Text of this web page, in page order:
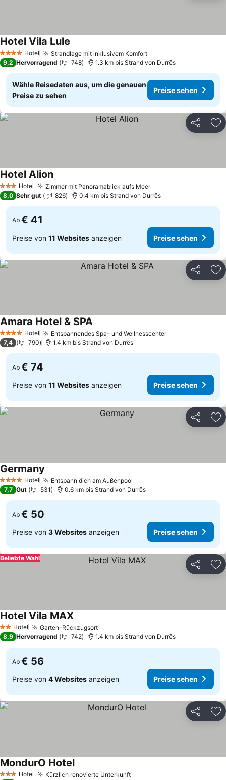
4 Sterne Hotel Strandlage mit inklusivem Komfort
Hotel Vila Lule
9,2 Hervorragend 748 1.3 km bis Strand von Durrës
Wähle Reisedaten aus, um die genauen
Preise zu sehen
Preise sehen
Teilen
3 SterneHotel Zimmer mit Panoramablick aufs Meer
Hotel Alion
8,0 Sehr gut 826 0.4 km bis Strand von Durrës
Ab € 41
Preise von 11 Websites anzeigen Preise sehen
Teilen
4 Sterne Hotel Entspannendes Spa- und Wellnesscenter
Amara Hotel & SPA
7,4 790 1.4 km bis Strand von Durrës
Ab € 74
Preise von 11 Websites anzeigen Preise sehen
Teilen
4 Sterne Hotel Entspann dich am Außenpool
Germany
7,7 Gut 531 0.6 km bis Strand von Durrës
Ab € 50
Preise von 3 Websites anzeigen Preise sehen
Teilen
Beliebte Wahl
2 Sterne
Hotel Garten-Rückzugsort
Hotel Vila MAX
8,9 Hervorragend 742 1.4 km bis Strand von Durrës
Ab € 56
Preise von 4 Websites anzeigen Preise sehen
Teilen
3 SterneHotel Kürzlich renovierte Unterkunft
MondurO Hotel